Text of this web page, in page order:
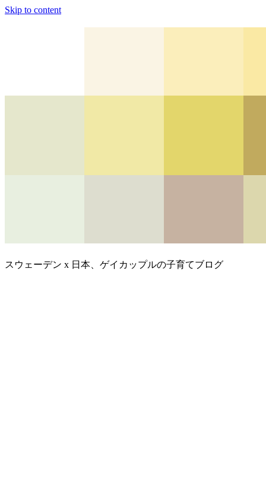
Skip to content
スウェーデン x 日本、ゲイカップルの子育てブログ